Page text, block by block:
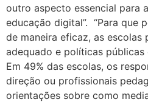
outro aspecto essencial para
educação digital”. “Para que
de maneira eficaz, as escolas
adequado e políticas públicas
Em 49% das escolas, os
direção ou profissionais
orientações sobre como